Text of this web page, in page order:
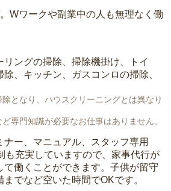
Wワークや副業中の人も無理なく働
リングの掃除、掃除機掛け、トイ
、キッチン、ガスコンロの掃除、
となり、ハウスクリーニングとは異なり
専門知識が必要なお仕事はありません。
ナー、マニュアル、スタッフ専用
も充実していますので、家事代行が
て働くことができます。子供が留守
でなど空いた時間でOKです。